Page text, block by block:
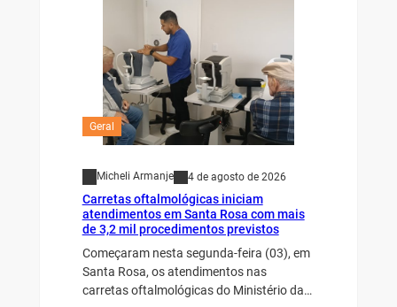
Geral
Micheli Armanje 4 de agosto de 2026
Carretas oftalmológicas iniciam
atendimentos em Santa Rosa com mais
de 3,2 mil procedimentos previstos
Começaram nesta segunda-feira (03), em
Santa Rosa, os atendimentos nas
carretas oftalmológicas do Ministério da…